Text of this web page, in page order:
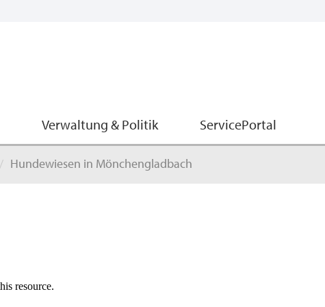
Verwaltung & Politik ServicePortal
Hundewiesen in Mönchengladbach